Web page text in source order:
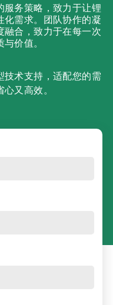
务策略，致力于让锂
需求。团队协作的凝
合，致力于在每一次
价值。
术支持，适配您的需
又高效。